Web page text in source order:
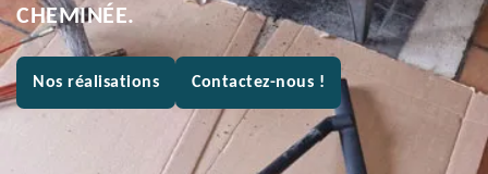
CHEMINÉE.
Nos réalisations Contactez-nous !